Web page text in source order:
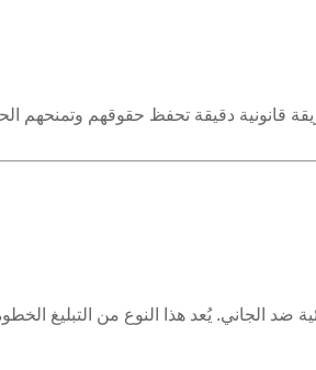
قانونية دقيقة تحفظ حقوقهم وتمنحهم
ضد الجاني. يُعد هذا النوع من التبليغ